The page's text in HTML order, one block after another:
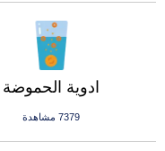
ادوية الحموضة
7379 مشاهدة